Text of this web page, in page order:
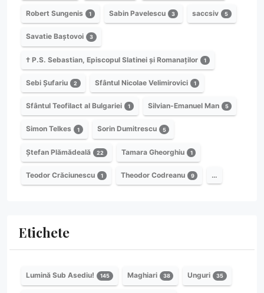
Robert Sungenis 1 Sabin Pavelescu 3 saccsiv 5
Savatie Baștovoi 3
† P.S. Sebastian, Episcopul Slatinei și Romanaților 1
Sebi Șufariu 2 Sfântul Nicolae Velimirovici 1
Sfântul Teofilact al Bulgariei 1 Silvian-Emanuel Man 5
Simon Telkes 1 Sorin Dumitrescu 5
Ștefan Plămădeală 22 Tamara Gheorghiu 1
Teodor Crăciunescu 1 Theodor Codreanu 9 …
Etichete
Lumină Sub Asediu! 145 Maghiari 38 Unguri 35